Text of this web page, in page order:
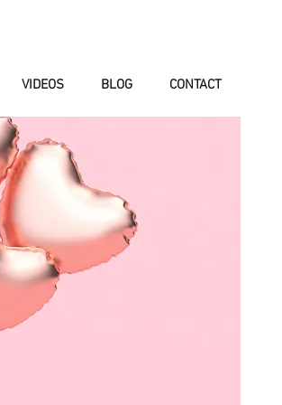
VIDEOS BLOG CONTACT